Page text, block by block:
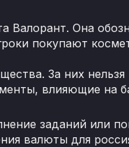
Она
покупают
За них
влияющие на
заданий или
валюты для